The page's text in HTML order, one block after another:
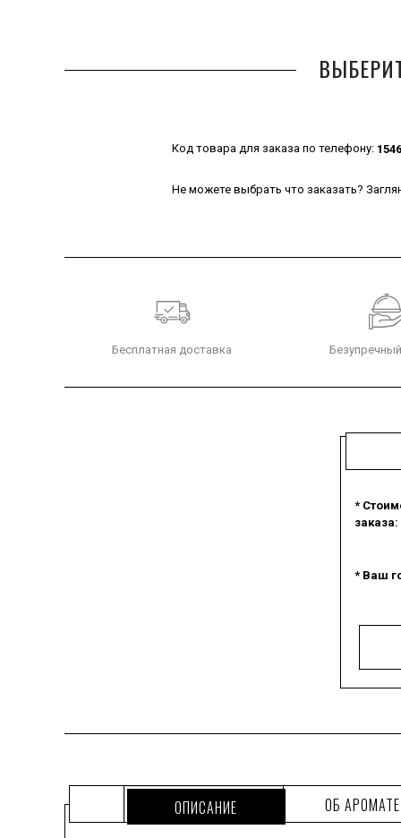
Код товара для заказа по телефону:
Не можете выбрать что заказать?
Бесплатная доставка
*
заказа:
* Ваш
ОПИСАНИЕ ОБ АРОМАТЕ